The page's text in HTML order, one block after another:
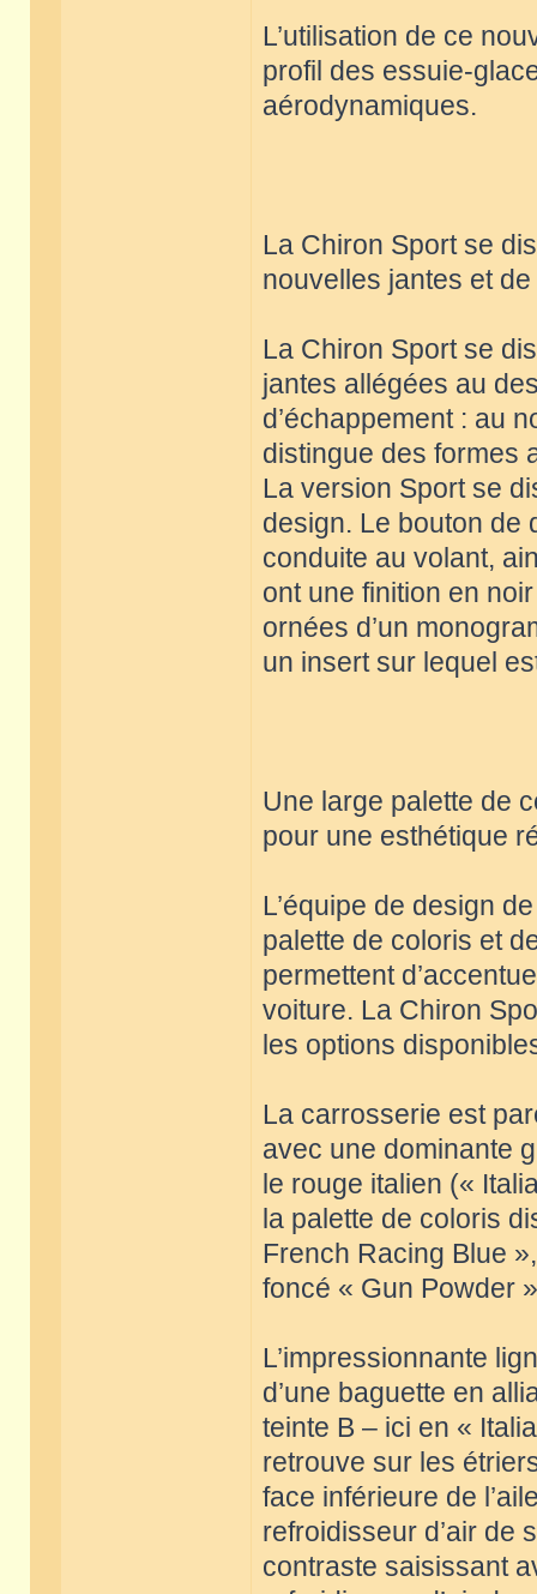
L’utilisation de ce
profil des essuie-
aérodynamiques.
La Chiron Sport se
nouvelles jantes et
La Chiron Sport se
jantes allégées au
d’échappement : au
distingue des formes
La version Sport se
design. Le bouton de
conduite au volant,
ont une finition en
ornées d’un
un insert sur lequel
Une large palette de
pour une esthétique
L’équipe de design
palette de coloris et
permettent
voiture. La Chiron
les options
La carrosserie est
avec une dominante
le rouge italien («
la palette de coloris
French Racing Blue
foncé « Gun Powder
L’impressionnante
d’une baguette en
teinte B – ici en «
retrouve sur les
face inférieure de
refroidisseur d’air de
contraste saisissant